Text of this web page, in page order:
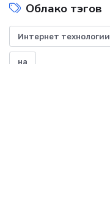
Облако тэгов
Интернет технологии
на